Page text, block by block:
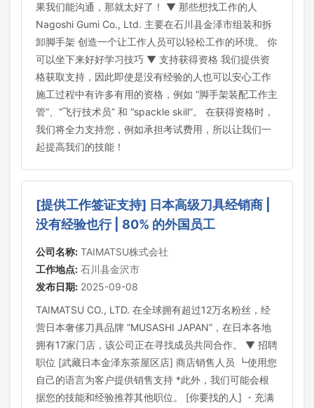
果我们能沟通，那就太好了！ ▼ 那些想找工作的人
Nagoshi Gumi Co., Ltd. 主要在石川县金泽市组装和拆
卸脚手架 创造一个让工作人员可以轻松工作的环境。 你
可以坐下来好好学习技巧 ▼ 支持获得资格 我们提供资
格获取支持，因此即使是没有经验的人也可以安心工作
施工过程中有许多有用的资格，例如 “脚手架装配工作主
管”、“飞行技术员” 和 “spackle skill”。 在获得资格时，
我们将全力支持您，例如承担考试费用，所以让我们一
起提高我们的技能！
[提供工作签证支持] 日本高级刀具经销商 |
没有经验也行 | 80% 的外国员工
公司名称: TAIMATSU株式会社
工作地点: 石川县金沢市
发布日期: 2025-09-08
TAIMATSU CO., LTD. 在全球拥有超过12万名粉丝，经
营日本奢侈刀具品牌 “MUSASHI JAPAN”，在日本各地
拥有17家门店，该公司正在寻找成员共同合作。 ▼ 招聘
职位 [武藏日本金泽东茶屋区店] 商店销售人员 ┗使用您
自己的语言为客户提供销售支持 *此外，我们可能会根
据您的技能和经验推荐其他职位。 [你要找的人] ・充满